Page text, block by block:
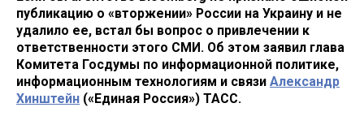
публикацию о «вторжении» России на Украину и не
удалило ее, встал бы вопрос о привлечении к
ответственности этого СМИ. Об этом заявил глава
Комитета Госдумы по информационной политике,
информационным технологиям и связи Александр
Хинштейн («Единая Россия») ТАСС.